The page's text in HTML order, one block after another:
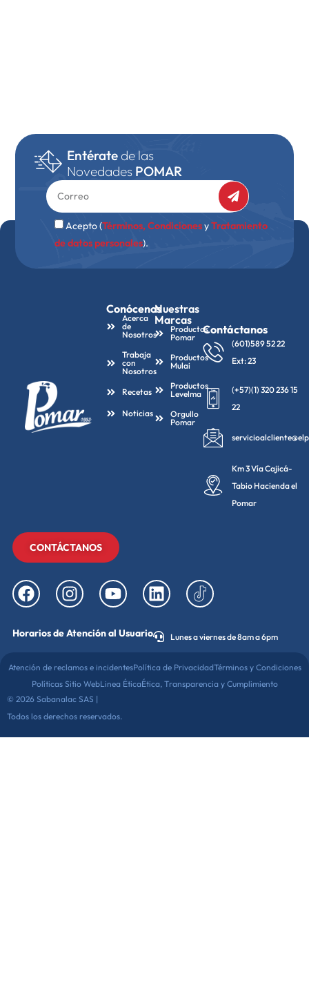
Entérate de las
NovedadesPOMAR
Acepto (Términos, CondicionesyTratamiento
de datos personales).
Conócenos
Acerca
de
Nosotros
Trabaja
con
Nosotros
Recetas
Noticias
Nuestras
Marcas
Productos
Pomar
Productos
Mulai
Productos
Levelma
Orgullo
Pomar
Contáctanos
(601)589 52 22
Ext: 23
(+57)(1) 320 236 15
22
Km 3 Vía Cajicá-
Tabio Hacienda el
Pomar
CONTÁCTANOS
Horarios de Atención al Usuario Lunes a viernes de 8am a 6pm
© 2026 Sabanalac SAS |
Todos los derechos reservados.
Atención de reclamos e incidentesPolítica de PrivacidadTérminos y Condiciones
Políticas Sitio WebLinea ÉticaÉtica, Transparencia y Cumplimiento